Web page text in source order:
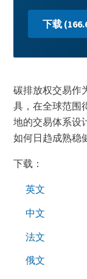
Main
Download
下载
Content
碳排放权交易作
具，在全球范围
地的交易体系设
如何日趋成熟稳
下载：
英文
中文
法文
俄文